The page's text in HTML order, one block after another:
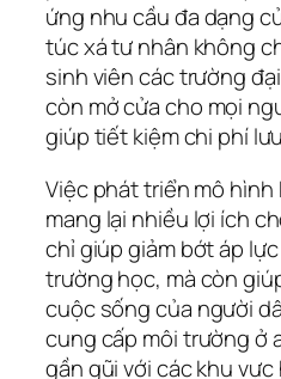
ứng nhu cầu đa dạng
túc xá tư nhân không
sinh viên các trường
còn mở cửa cho mọi
giúp tiết kiệm chi phí
Việc phát triển mô
mang lại nhiều lợi ích
chỉ giúp giảm bớt áp
trường học, mà còn
cuộc sống của người
cung cấp môi trường ở
gần gũi với các khu vực